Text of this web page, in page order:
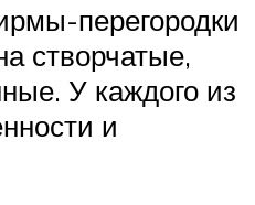
перегородки
створчатые,
У каждого из
и